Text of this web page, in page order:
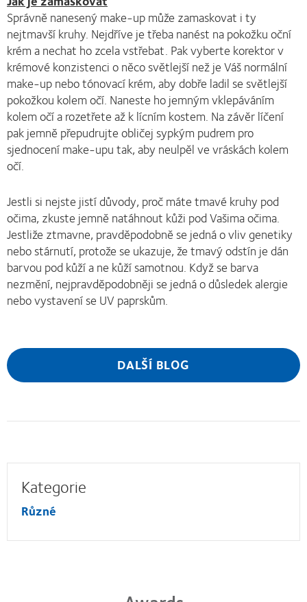
Správně nanesený make-up může zamaskovat i ty
nejtmavší kruhy. Nejdříve je třeba nanést na pokožku oční
krém a nechat ho zcela vstřebat. Pak vyberte korektor v
krémové konzistenci o něco světlejší než je Váš normální
make-up nebo tónovací krém, aby dobře ladil se světlejší
pokožkou kolem očí. Naneste ho jemným vklepáváním
kolem očí a rozetřete až k lícním kostem. Na závěr líčení
pak jemně přepudrujte obličej sypkým pudrem pro
sjednocení make-upu tak, aby neulpěl ve vráskách kolem
očí.
Jestli si nejste jistí důvody, proč máte tmavé kruhy pod
očima, zkuste jemně natáhnout kůži pod Vašima očima.
Jestliže ztmavne, pravděpodobně se jedná o vliv genetiky
nebo stárnutí, protože se ukazuje, že tmavý odstín je dán
barvou pod kůží a ne kůží samotnou. Když se barva
nezmění, nejpravděpodobněji se jedná o důsledek alergie
nebo vystavení se UV paprskům.
DALŠÍ BLOG
Kategorie
Různé